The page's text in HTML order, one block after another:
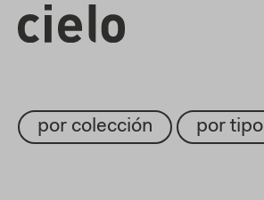
por colección por tipo